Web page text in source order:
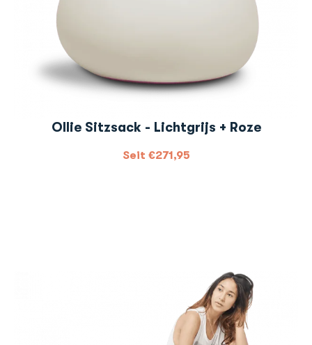
Ollie Sitzsack - Lichtgrijs + Roze
Seit €271,95